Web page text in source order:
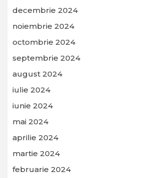
decembrie 2024
noiembrie 2024
octombrie 2024
septembrie 2024
august 2024
iulie 2024
iunie 2024
mai 2024
aprilie 2024
martie 2024
februarie 2024